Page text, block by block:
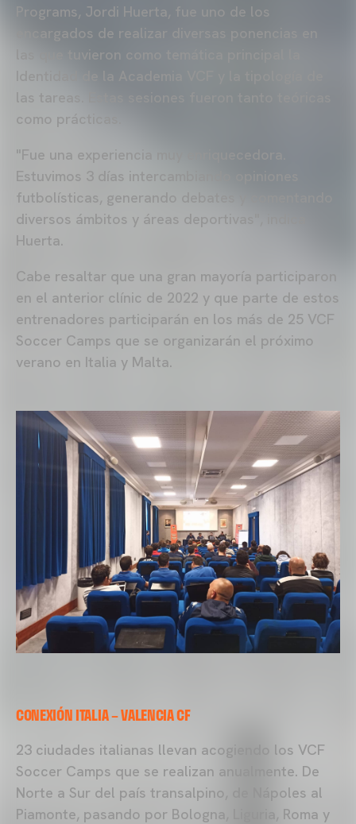
Programs, Jordi Huerta, fue uno de los
encargados de realizar diversas ponencias en
las que tuvieron como temática principal la
como prácticas.
"Fue una experiencia muy enriquecedora.
Estuvimos 3 días intercambiando opiniones
futbolísticas, generando debates y comentando
diversos ámbitos y áreas deportivas", indica
Huerta.
Cabe resaltar que una gran mayoría participaron
en el anterior clínic de 2022 y que parte de estos
entrenadores participarán en los más de 25 VCF
Soccer Camps que se organizarán el próximo
verano en Italia y Malta.
CONEXIÓN ITALIA – VALENCIA CF
23 ciudades italianas llevan acogiendo los VCF
Soccer Camps que se realizan anualmente. De
Norte a Sur del país transalpino, de Nápoles al
Piamonte, pasando por Bologna, Liguria, Roma y